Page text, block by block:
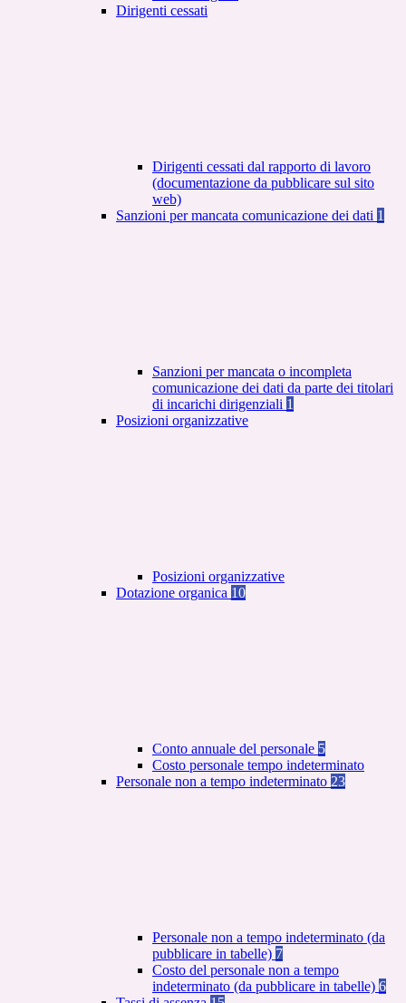
Dirigenti cessati
Dirigenti cessati dal rapporto di lavoro
(documentazione da pubblicare sul sito
web)
Sanzioni per mancata comunicazione dei dati 1
Sanzioni per mancata o incompleta
comunicazione dei dati da parte dei titolari
di incarichi dirigenziali 1
Posizioni organizzative
Posizioni organizzative
Dotazione organica 10
Conto annuale del personale 5
Costo personale tempo indeterminato
Personale non a tempo indeterminato 23
Personale non a tempo indeterminato (da
pubblicare in tabelle) 7
Costo del personale non a tempo
indeterminato (da pubblicare in tabelle) 6